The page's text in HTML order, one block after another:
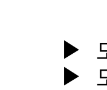
-
▶ 모일
▶ 모